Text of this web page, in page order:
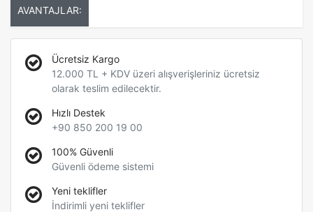
AVANTAJLAR:
Ücretsiz Kargo
12.000 TL + KDV üzeri alışverişleriniz ücretsiz
olarak teslim edilecektir.
Hızlı Destek
+90 850 200 19 00
100% Güvenli
Güvenli ödeme sistemi
Yeni teklifler
İndirimli yeni teklifler